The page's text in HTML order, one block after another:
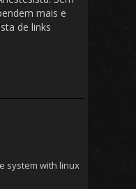
mais e
de links
system with linux